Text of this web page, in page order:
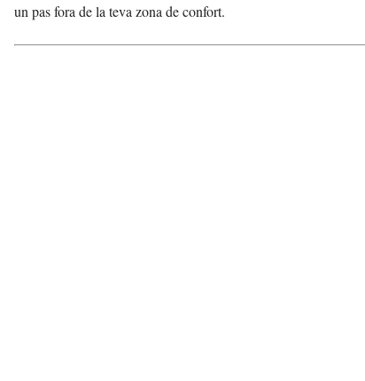
un pas fora de la teva zona de confort.